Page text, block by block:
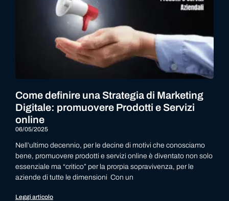
Come definire una Strategia di Marketing
Digitale: promuovere Prodotti e Servizi
online
06/05/2025
Nell’ultimo decennio, per le decine di motivi che conosciamo
bene, promuovere prodotti e servizi online è diventato non solo
essenziale ma “critico” per la prorpia sopravivenza, per le
aziende di tutte le dimensioni Con un
Leggi articolo